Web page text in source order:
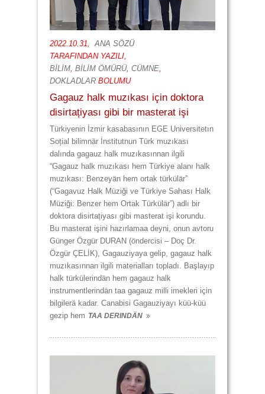
2022.10.31,
ANA SÖZÜ
TARAFINDAN YAZILI,
BİLİM, BİLİM ÖMÜRÜ, CÜMNE,
DOKLADLAR BOLUMU
Gagauz halk muzıkası için doktora
disirtațiyası gibi bir masterat işi
Türkiyenin İzmir kasabasının EGE Universitetın
Soțial bilimnär İnstitutnun Türk muzıkası
dalında gagauz halk muzıkasınnan ilgili
“Gagauz halk muzıkası hem Türkiye alanı halk
muzıkası: Benzeyän hem ortak türkülär”
(“Gagavuz Halk Müziği ve Türkiye Sahası Halk
Müziği: Benzer hem Ortak Türkülär”) adlı bir
doktora disirtațiyası gibi masterat işi korundu.
Bu masterat işini hazırlamaa deyni, onun avtoru
Günger Özgür DURAN (öndercisi – Doç Dr.
Özgür ÇELİK), Gagauziyaya gelip, gagauz halk
muzıkasınnan ilgili materialları topladı. Başlayıp
halk türkülerindän hem gagauz halk
instrumentlerindän taa gagauz milli imekleri için
bilgilerä kadar. Canabisi Gagauziyayı küü-küü
gezip hem TAA DERINDÄN